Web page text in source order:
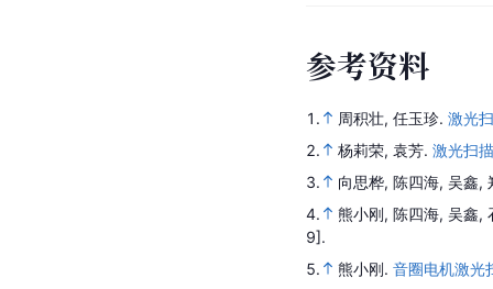
参考资料
1. 周积壮, 任玉珍. 激光
2.
杨莉荣, 袁芳. 激光扫
3.
向思桦, 陈四海, 吴鑫,
4.
熊小刚, 陈四海, 吴鑫,
9].
5.
熊小刚. 音圈电机激光